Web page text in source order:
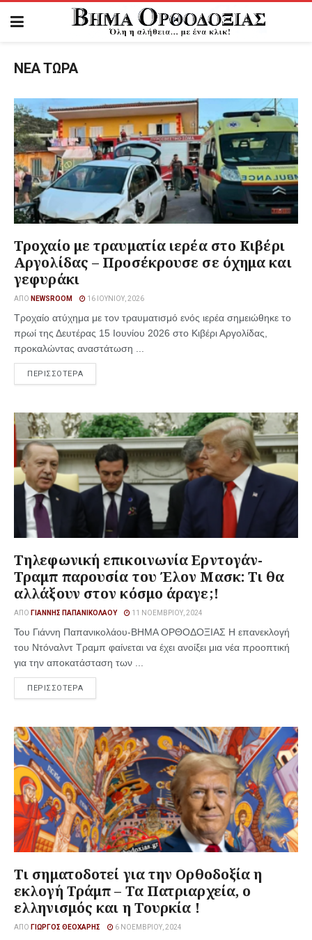
ΝΕΑ ΤΩΡΑ
Τροχαίο με τραυματία ιερέα στο Κιβέρι
Αργολίδας – Προσέκρουσε σε όχημα και
γεφυράκι
ΑΠΌ NEWSROOM 16 ΙΟΥΝΊΟΥ, 2026
Τροχαίο ατύχημα με τον τραυματισμό ενός ιερέα σημειώθηκε το
πρωί της Δευτέρας 15 Ιουνίου 2026 στο Κιβέρι Αργολίδας,
προκαλώντας αναστάτωση ...
ΠΕΡΙΣΣΟΤΕΡΑ
Τηλεφωνική επικοινωνία Ερντογάν-
Τραμπ παρουσία του Έλον Μασκ: Τι θα
αλλάξουν στον κόσμο άραγε;!
ΑΠΌ ΓΙΆΝΝΗΣ ΠΑΠΑΝΙΚΟΛΆΟΥ 11 ΝΟΕΜΒΡΊΟΥ, 2024
Του Γιάννη Παπανικολάου-ΒΗΜΑ ΟΡΘΟΔΟΞΙΑΣ Η επανεκλογή
του Ντόναλντ Τραμπ φαίνεται να έχει ανοίξει μια νέα προοπτική
για την αποκατάσταση των ...
ΠΕΡΙΣΣΟΤΕΡΑ
Τι σηματοδοτεί για την Ορθοδοξία η
εκλογή Τράμπ – Τα Πατριαρχεία, ο
ελληνισμός και η Τουρκία !
ΑΠΌ ΓΙΏΡΓΟΣ ΘΕΟΧΆΡΗΣ 6 ΝΟΕΜΒΡΊΟΥ, 2024